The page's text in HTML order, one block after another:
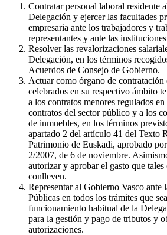
Contratar personal laboral residente
Delegación y ejercer las facultades
empresaria ante los trabajadores y
representantes y ante las
Resolver las revalorizaciones
Delegación, en los términos
Acuerdos de Consejo de Gobierno.
Actuar como órgano de contratación
celebrados en su respectivo ámbito
a los contratos menores regulados
contratos del sector público y a los
de inmuebles, en los términos
apartado 2 del artículo 41 del Texto
Patrimonio de Euskadi, aprobado
2/2007, de 6 de noviembre.
autorizar y aprobar el gasto que tales
conlleven.
Representar al Gobierno Vasco ante
Públicas en todos los trámites que
funcionamiento habitual de la
para la gestión y pago de tributos y
autorizaciones.